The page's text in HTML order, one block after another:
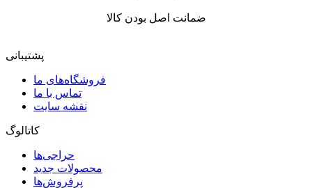
ضمانت اصل بودن کالا
پشتیبانی
فروشگاه‌های ما
تماس با ما
نقشه سایت
کاتالوگ
حراجی‌ها
محصولات جدید
پرفروش‌ها